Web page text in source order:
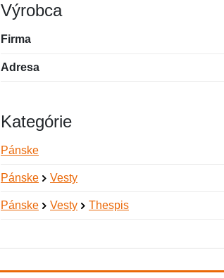
Výrobca
Firma
Adresa
Kategórie
Pánske
Pánske Vesty
Pánske Vesty Thespis